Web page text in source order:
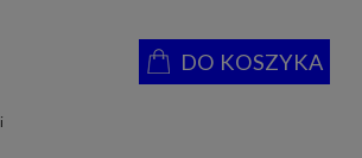
DO KOSZYKA